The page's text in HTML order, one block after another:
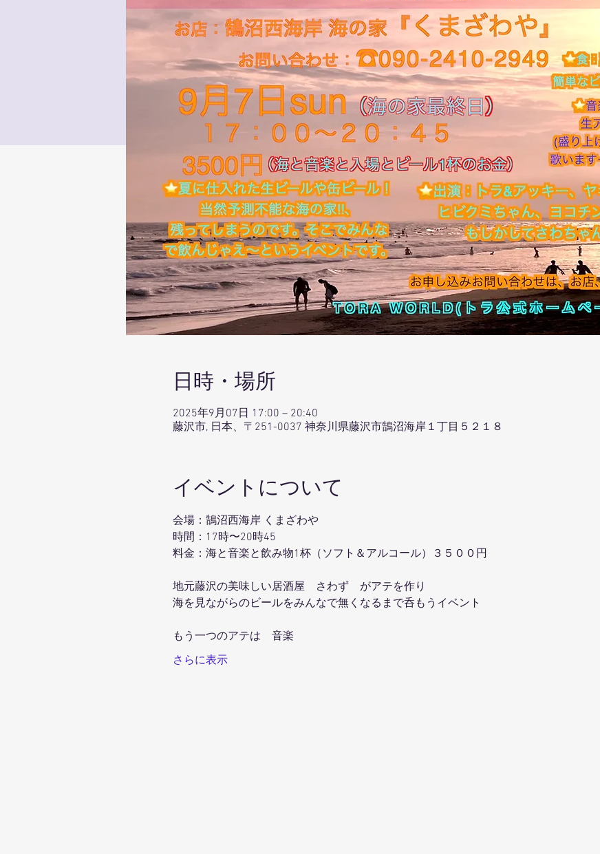
日時・場所
2025年9月07日 17:00 – 20:40
藤沢市, 日本、〒251-0037 神奈川県藤沢市鵠沼海岸１丁目５２１８
イベントについて
会場：鵠沼西海岸 くまざわや
時間：17時〜20時45
料金：海と音楽と飲み物1杯（ソフト＆アルコール）３５００円
地元藤沢の美味しい居酒屋　さわず　がアテを作り
海を見ながらのビールをみんなで無くなるまで呑もうイベント
もう一つのアテは　音楽
さらに表示